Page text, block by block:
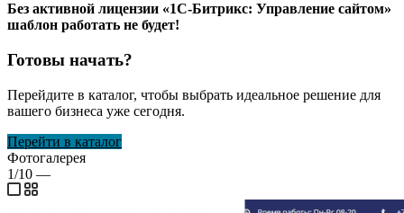
Без активной лицензии «1С-Битрикс: Управление сайтом»
шаблон работать не будет!
Готовы начать?
Перейдите в каталог, чтобы выбрать идеальное решение для
вашего бизнеса уже сегодня.
Перейти в каталог
Фотогалерея
1/10 —